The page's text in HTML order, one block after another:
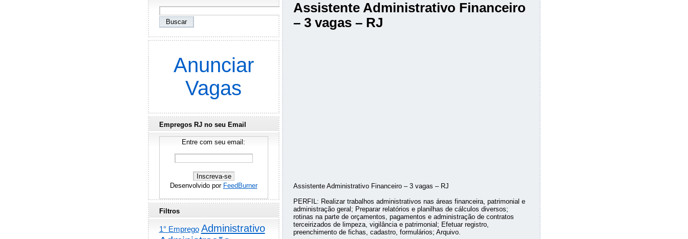
Assistente Administrativo Financeiro
– 3 vagas – RJ
Assistente Administrativo Financeiro – 3 vagas – RJ
PERFIL: Realizar trabalhos administrativos nas áreas financeira, patrimonial e
administração geral; Preparar relatórios e planilhas de cálculos diversos;
rotinas na parte de orçamentos, pagamentos e administração de contratos
terceirizados de limpeza, vigilância e patrimonial; Efetuar registro,
preenchimento de fichas, cadastro, formulários; Arquivo.
Anunciar
Vagas
Empregos RJ no seu Email
Entre com seu email:
Desenvolvido por FeedBurner
Filtros
1° Emprego Administrativo